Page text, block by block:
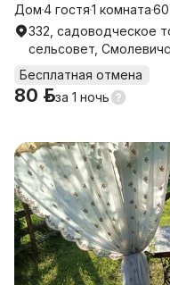
Дом4 гостя1 комната
332, садоводческое
сельсовет,
Бесплатная отмена
80 р.за 1 ночь